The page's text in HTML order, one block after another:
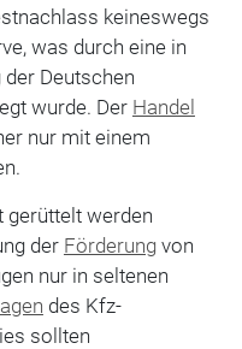
keineswegs
was durch eine in
Deutschen
wurde. Der Handel
nur mit einem
gerüttelt werden
der Förderungvon
nur in seltenen
des Kfz-
sollten